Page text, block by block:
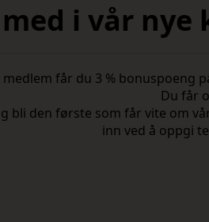
i vår
medlem får du 3 % bonuspoeng
Du får
bli den første som får vite om
inn ved å oppgi